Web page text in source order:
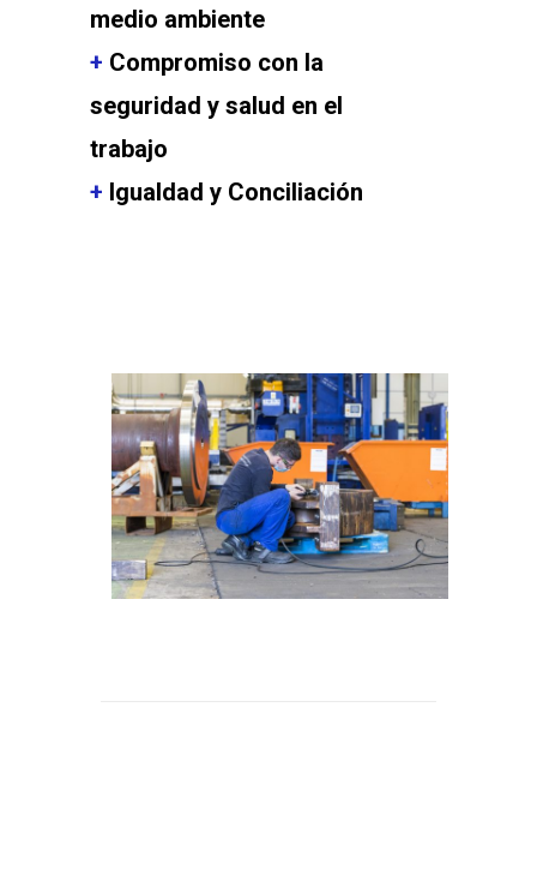
medio ambiente
+ Compromiso con la
seguridad y salud en el
trabajo
+ Igualdad y Conciliación